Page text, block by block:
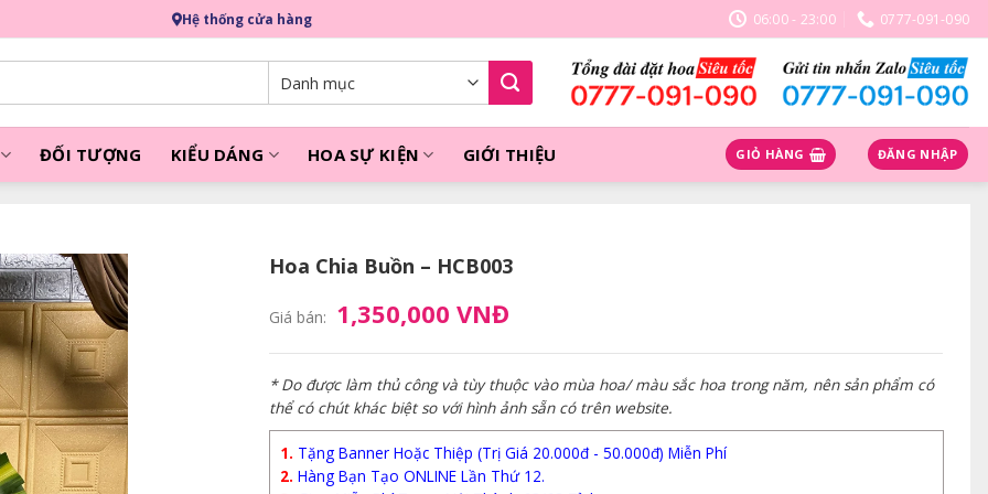
Hệ thống cửa hàng 06:00 - 23:00 0777-091-090
ĐỐI TƯỢNG KIỂU DÁNG HOA SỰ KIỆN GIỚI THIỆU GIỎ HÀNG ĐĂNG NHẬP
Hoa Chia Buồn – HCB003
Giá bán: 1,350,000 VNĐ
* Do được làm thủ công và tùy thuộc vào mùa hoa/ màu sắc hoa trong năm, nên sản phẩm có
thể có chút khác biệt so với hình ảnh sẵn có trên website.
1. Tặng Banner Hoặc Thiệp (Trị Giá 20.000đ - 50.000đ) Miễn Phí
2. Hàng Bạn Tạo ONLINE Lần Thứ 12.